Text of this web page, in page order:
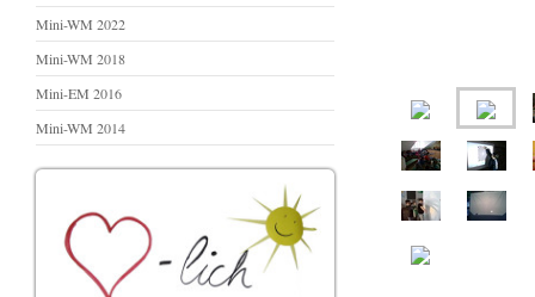
Mini-WM 2022
Mini-WM 2018
Mini-EM 2016
Mini-WM 2014